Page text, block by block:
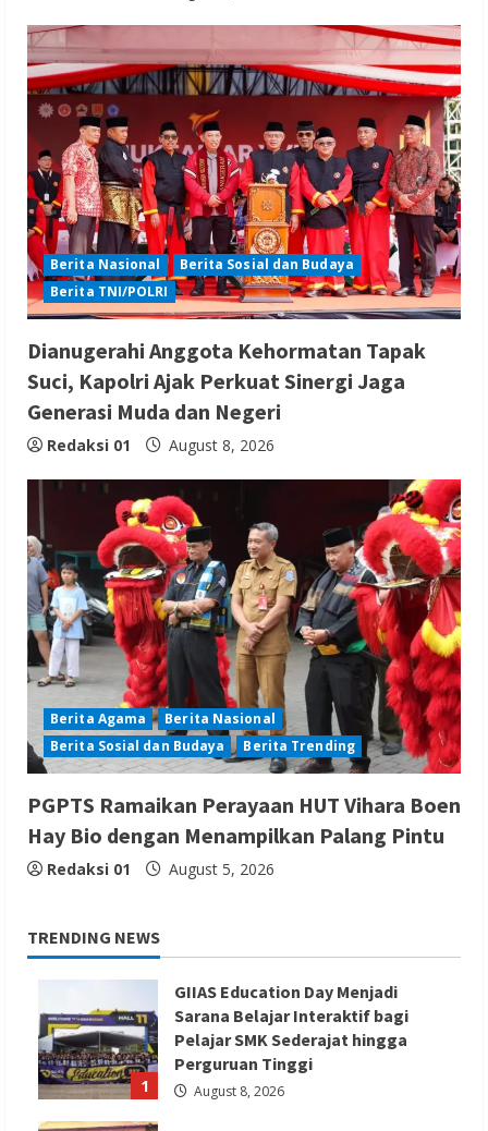
Berita Nasional
Berita Sosial dan Budaya
Berita TNI/POLRI
Dianugerahi Anggota Kehormatan Tapak
Suci, Kapolri Ajak Perkuat Sinergi Jaga
Generasi Muda dan Negeri
Redaksi 01 August 8, 2026
Berita Agama
Berita Nasional
Berita Sosial dan Budaya
Berita Trending
PGPTS Ramaikan Perayaan HUT Vihara Boen
Hay Bio dengan Menampilkan Palang Pintu
Redaksi 01 August 5, 2026
TRENDING NEWS
1
GIIAS Education Day Menjadi
Sarana Belajar Interaktif bagi
Pelajar SMK Sederajat hingga
Perguruan Tinggi
August 8, 2026